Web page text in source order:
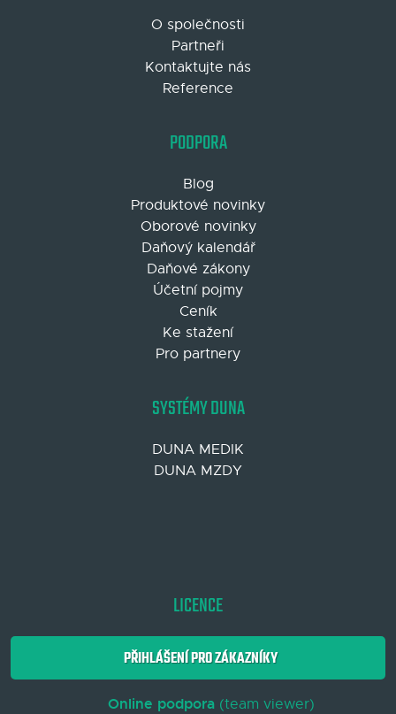
O společnosti
Partneři
Kontaktujte nás
Reference
PODPORA
Blog
Produktové novinky
Oborové novinky
Daňový kalendář
Daňové zákony
Účetní pojmy
Ceník
Ke stažení
Pro partnery
SYSTÉMY DUNA
DUNA MEDIK
DUNA MZDY
LICENCE
PŘIHLÁŠENÍ PRO ZÁKAZNÍKY
Online podpora(team viewer)